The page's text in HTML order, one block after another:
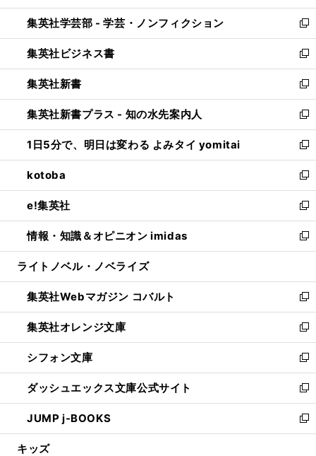
開
く
ウ
で
開
く
ン
ド
ウ
で
開
く
ウ
ィ
ン
ド
ウ
で
開
く
集英社学芸部 - 学芸・ノンフィクション
新
し
い
ウ
ィ
ン
ド
ウ
で
開
く
集英社ビジネス書
新
し
い
ウ
ィ
ン
ド
ウ
で
開
く
集英社新書
新
し
い
ウ
ィ
ン
ド
ウ
で
開
く
集英社新書プラス - 知の水先案内人
新
し
い
ウ
ィ
ン
ド
ウ
で
開
1日5分で、明日は変わる よみタイ yomitai
新
し
い
ウ
ィ
ン
ド
ウ
開
く
kotoba
新
し
い
ウ
ィ
ン
ウ
で
開
く
e!集英社
新
し
い
ウ
ン
ド
ウ
で
開
く
情報・知識＆オピニオン imidas
新
し
ウ
ィ
ン
ド
ウ
で
開
く
ライトノベル・ノベライズ
集英社Webマガジン コバルト
新
し
い
ウ
ィ
ン
ド
ウ
で
開
集英社オレンジ文庫
新
し
い
ウ
ィ
ン
ド
ウ
シフォン文庫
新
し
い
ウ
ィ
ン
ダッシュエックス文庫公式サイト
新
し
い
ウ
JUMP j-BOOKS
新
し
キッズ